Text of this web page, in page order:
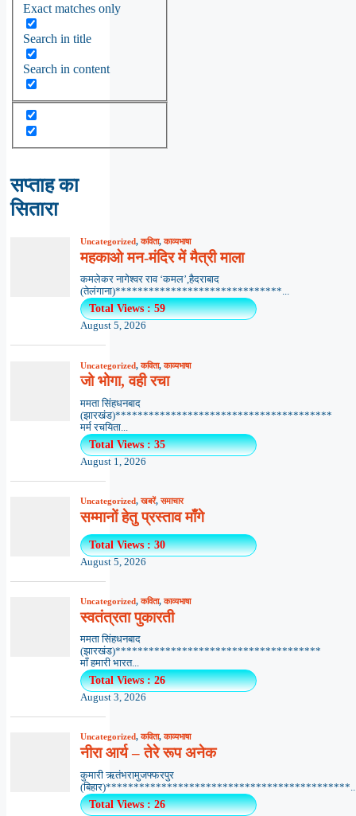
Exact matches only
Search in title
Search in content
सप्ताह का
सितारा
Uncategorized,कविता,काव्यभाषा
महकाओ मन-मंदिर में मैत्री माला
कमलेकर नागेश्वर राव ‘कमल’,हैदराबाद
(तेलंगाना)******************************...
Total Views : 59
August 5, 2026
Uncategorized,कविता,काव्यभाषा
जो भोगा, वही रचा
ममता सिंहधनबाद
(झारखंड)***************************************
मर्म रचयिता...
Total Views : 35
August 1, 2026
Uncategorized,खबरें,समाचार
सम्मानों हेतु प्रस्ताव माँगे
Total Views : 30
August 5, 2026
Uncategorized,कविता,काव्यभाषा
स्वतंत्रता पुकारती
ममता सिंहधनबाद
(झारखंड)*************************************
माँ हमारी भारत...
Total Views : 26
August 3, 2026
Uncategorized,कविता,काव्यभाषा
नीरा आर्य – तेरे रूप अनेक
कुमारी ऋतंभरामुजफ्फरपुर
Total Views : 26